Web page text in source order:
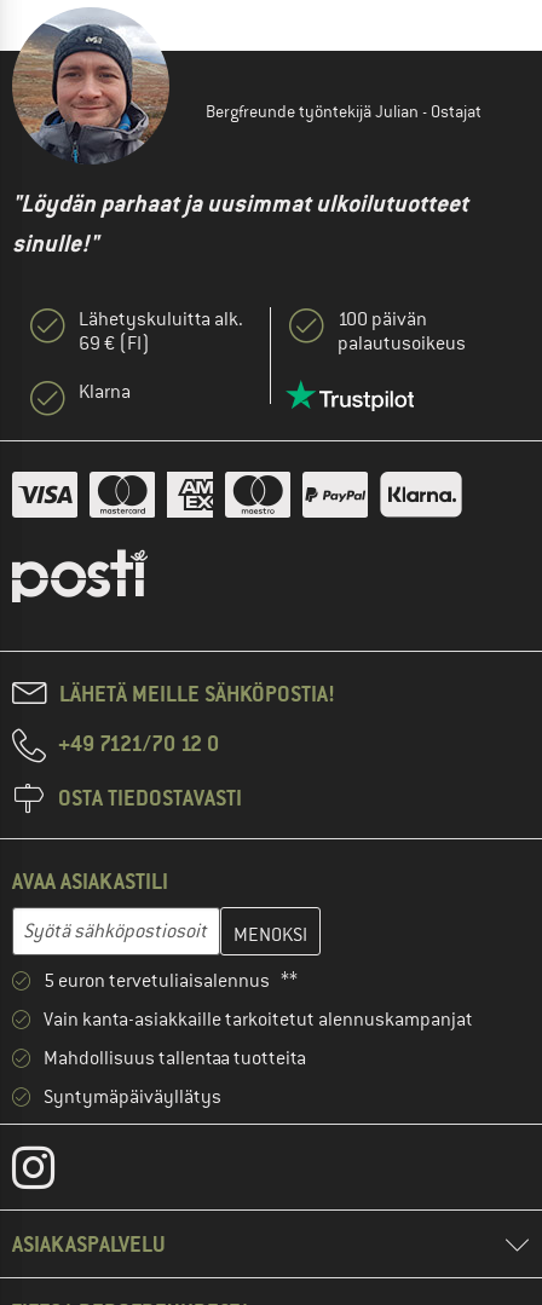
Bergfreunde työntekijä Julian - Ostajat
"Löydän parhaat ja uusimmat ulkoilutuotteet
sinulle!"
Lähetyskuluitta alk.
69 € (FI)
Klarna
100 päivän
palautusoikeus
LÄHETÄ MEILLE SÄHKÖPOSTIA!
+49 7121/70 12 0
OSTA TIEDOSTAVASTI
AVAA ASIAKASTILI
Sähköpostiosoite
Anna sähköpostiosoitteesi ja luo seuraavassa vaiheessa
5 euron tervetuliaisalennus **
Vain kanta-asiakkaille tarkoitetut alennuskampanjat
Mahdollisuus tallentaa tuotteita
Syntymäpäiväyllätys
ASIAKASPALVELU